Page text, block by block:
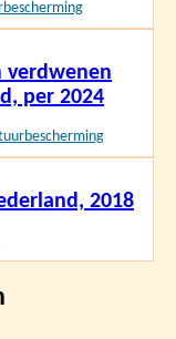
verdwenen
per 2024
2018